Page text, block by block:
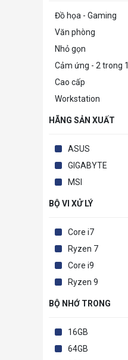
Đồ họa - Gaming
Văn phòng
Nhỏ gọn
Cảm ứng - 2 trong 1
Cao cấp
Workstation
HÃNG SẢN XUẤT
ASUS
GIGABYTE
MSI
BỘ VI XỬ LÝ
Core i7
Ryzen 7
Core i9
Ryzen 9
BỘ NHỚ TRONG
16GB
64GB